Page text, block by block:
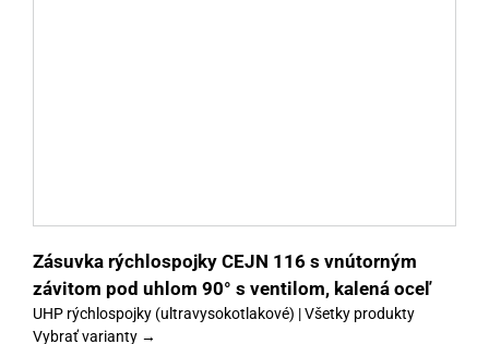
Zásuvka rýchlospojky CEJN 116 s vnútorným
závitom pod uhlom 90° s ventilom, kalená oceľ
UHP rýchlospojky (ultravysokotlakové) | Všetky produkty
Vybrať varianty →